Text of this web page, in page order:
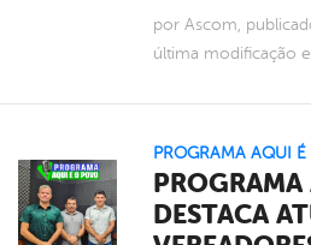
por Ascom,
última modificação
PROGRAMA AQUI
DESTACA